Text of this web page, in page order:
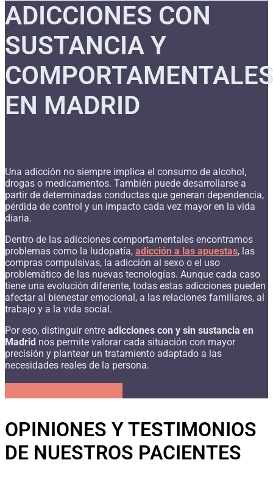
ADICCIONES CON
SUSTANCIA Y
EN MADRID
Una adicción no siempre implica el consumo de alcohol,
drogas o medicamentos. También puede desarrollarse a
partir de determinadas conductas que generan dependencia,
pérdida de control y un impacto cada vez mayor en la vida
diaria.
Dentro de las adicciones comportamentales encontramos
problemas como la ludopatía, adicción a las apuestas, las
compras compulsivas, la adicción al sexo o el uso
problemático de las nuevas tecnologías. Aunque cada caso
tiene una evolución diferente, todas estas adicciones pueden
afectar al bienestar emocional, a las relaciones familiares, al
trabajo y a la vida social.
Por eso, distinguir entre adicciones con y sin sustancia en
Madrid nos permite valorar cada situación con mayor
precisión y plantear un tratamiento adaptado a las
necesidades reales de la persona.
OPINIONES Y TESTIMONIOS
DE NUESTROS PACIENTES